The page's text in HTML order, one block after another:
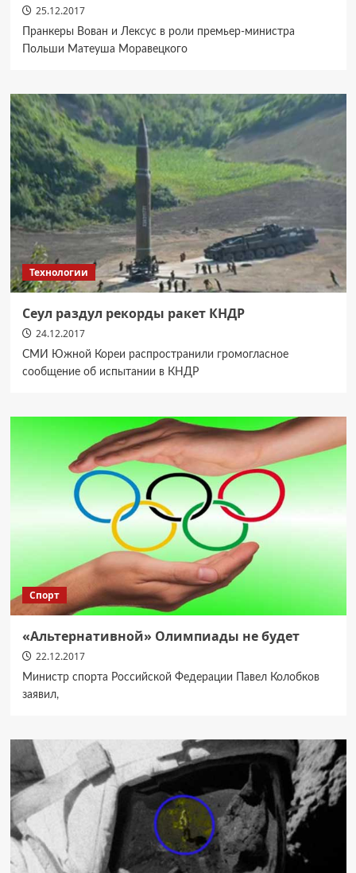
25.12.2017
Пранкеры Вован и Лексус в роли премьер-министра
Польши Матеуша Моравецкого
Технологии
Сеул раздул рекорды ракет КНДР
24.12.2017
СМИ Южной Кореи распространили громогласное
сообщение об испытании в КНДР
Спорт
«Альтернативной» Олимпиады не будет
22.12.2017
Министр спорта Российской Федерации Павел Колобков
заявил,